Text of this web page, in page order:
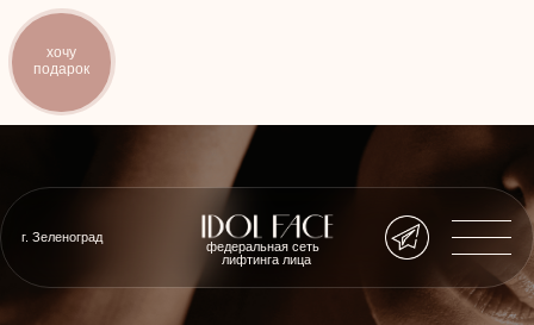
хочу
подарок
федеральная сеть